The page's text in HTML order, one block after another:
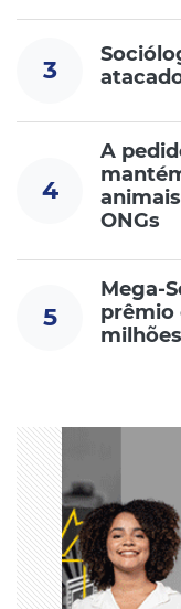
3
4
A
ONGs
5
Mega-
prêmio
milhões